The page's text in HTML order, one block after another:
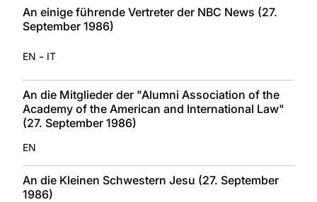
An einige führende Vertreter der NBC News (27.
September 1986)
EN - IT
An die Mitglieder der "Alumni Association of the
Academy of the American and International Law"
(27. September 1986)
EN
An die Kleinen Schwestern Jesu (27. September
1986)